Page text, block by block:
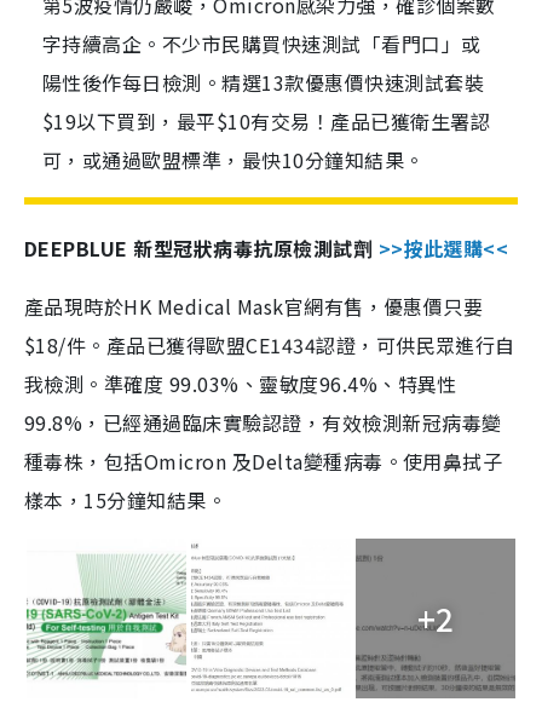
字持續高企。不少市民購買快速測試「看門口」或
陽性後作每日檢測。精選13款優惠價快速測試套裝
$19以下買到，最平$10有交易！產品已獲衛生署認
可，或通過歐盟標準，最快10分鐘知結果。
DEEPBLUE 新型冠狀病毒抗原檢測試劑 >>按此選購<<
產品現時於HK Medical Mask官網有售，優惠價只要
$18/件。產品已獲得歐盟CE1434認證，可供民眾進行自
我檢測。準確度 99.03%、靈敏度96.4%、特異性
99.8%，已經通過臨床實驗認證，有效檢測新冠病毒變
種毒株，包括Omicron 及Delta變種病毒。使用鼻拭子
樣本，15分鐘知結果。
+2